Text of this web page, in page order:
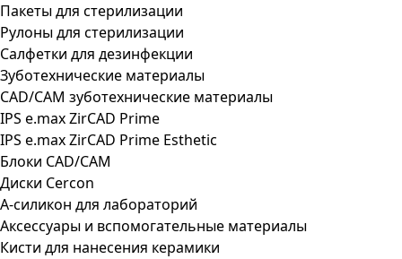
Пакеты для стерилизации
Рулоны для стерилизации
Салфетки для дезинфекции
Зуботехнические материалы
CAD/CAM зуботехнические материалы
IPS e.max ZirCAD Prime
IPS e.max ZirCAD Prime Esthetic
Блоки CAD/CAM
Диски Cercon
А-силикон для лабораторий
Аксессуары и вспомогательные материалы
Кисти для нанесения керамики